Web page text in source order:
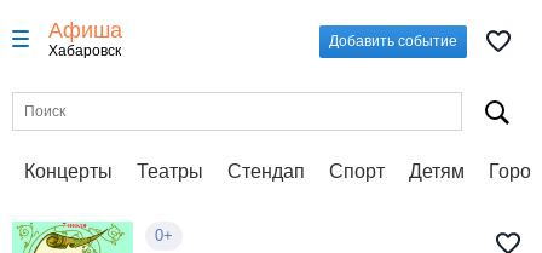
Афиша
Хабаровск
Добавить событие
Концерты Театры Стендап Спорт Детям
0+